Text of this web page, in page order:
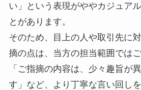
い」という表現がややカジュア
とがあります。
そのため、目上の人や取引先に
摘の点は、当方の担当範囲では
「ご指摘の内容は、少々趣旨が
す」など、より丁寧な言い回し